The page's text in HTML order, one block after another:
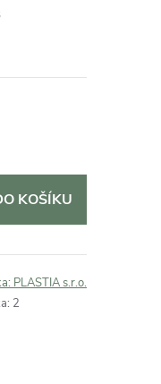
KOŠÍKU
PLASTIA s.r.o.
: 2